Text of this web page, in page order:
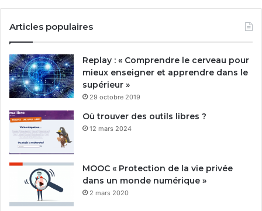
Articles populaires
Replay : « Comprendre le cerveau pour
mieux enseigner et apprendre dans le
supérieur »
29 octobre 2019
Où trouver des outils libres ?
12 mars 2024
MOOC « Protection de la vie privée
dans un monde numérique »
2 mars 2020